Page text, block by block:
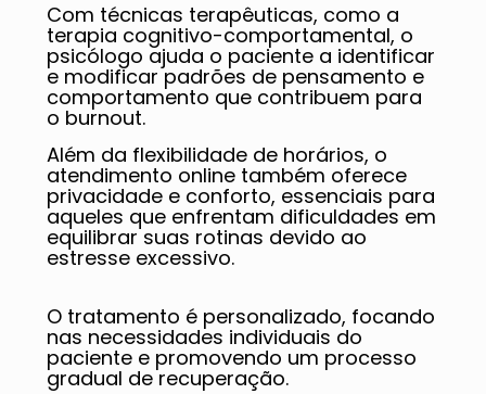
Com técnicas terapêuticas, como a
terapia cognitivo-comportamental, o
psicólogo ajuda o paciente a identificar
e modificar padrões de pensamento e
comportamento que contribuem para
o burnout.
Além da flexibilidade de horários, o
atendimento online também oferece
privacidade e conforto, essenciais para
aqueles que enfrentam dificuldades em
equilibrar suas rotinas devido ao
estresse excessivo.
O tratamento é personalizado, focando
nas necessidades individuais do
paciente e promovendo um processo
gradual de recuperação.